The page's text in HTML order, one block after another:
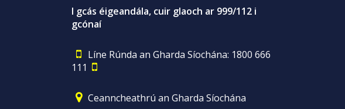
I gcás éigeandála, cuir glaoch ar 999/112 i
gcónaí
Líne Rúnda an Gharda Síochána: 1800 666
111
Ceanncheathrú an Gharda Síochána